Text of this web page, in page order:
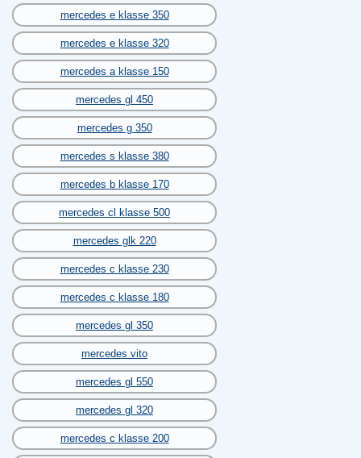
mercedes e klasse 350
mercedes e klasse 320
mercedes a klasse 150
mercedes gl 450
mercedes g 350
mercedes s klasse 380
mercedes b klasse 170
mercedes cl klasse 500
mercedes glk 220
mercedes c klasse 230
mercedes c klasse 180
mercedes gl 350
mercedes vito
mercedes gl 550
mercedes gl 320
mercedes c klasse 200